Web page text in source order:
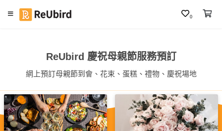
0
登
入
ReUbird 慶祝母親節服務預訂
網上預訂母親節到會、花束、蛋糕、禮物、慶祝場地